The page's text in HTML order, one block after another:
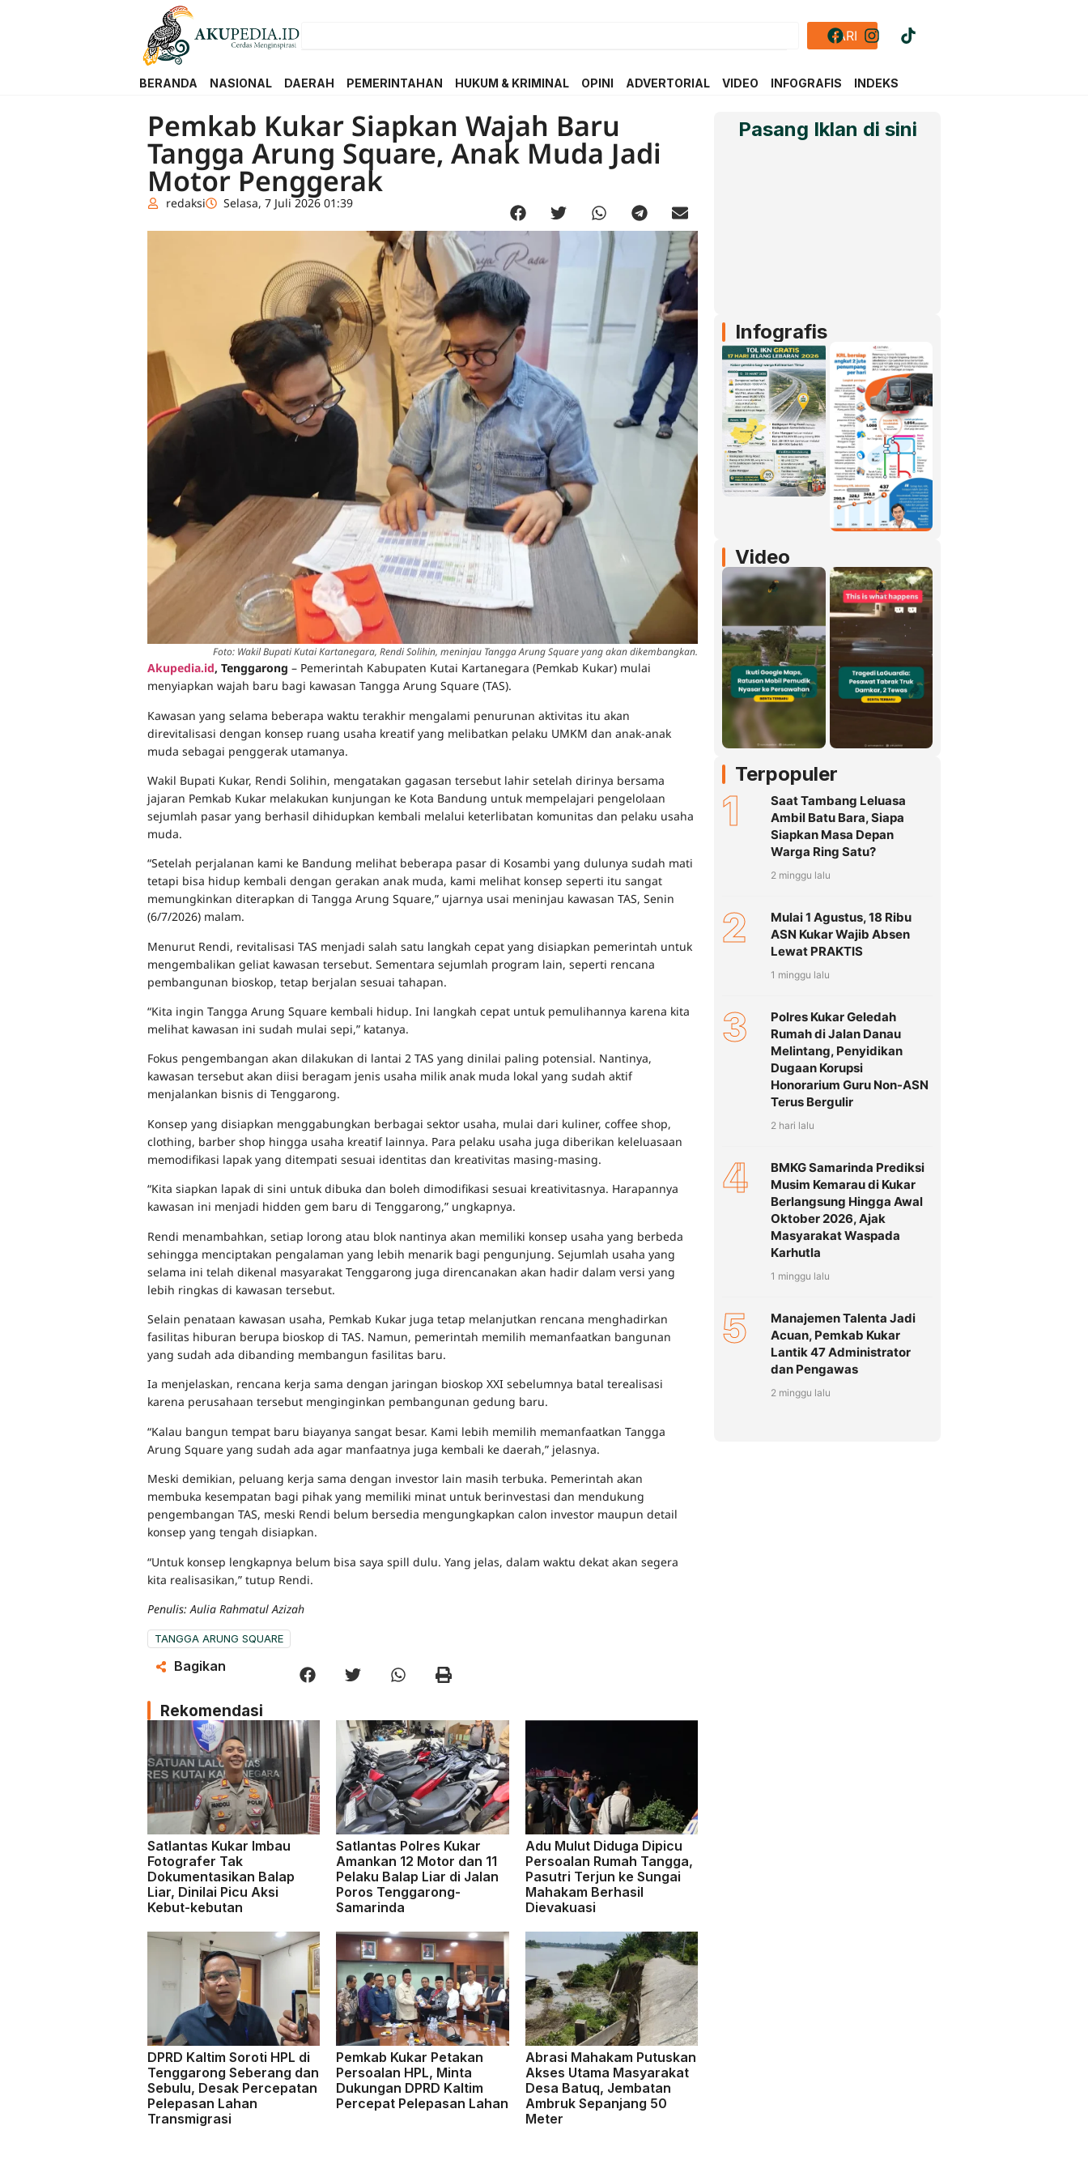
CARI
BERANDA NASIONAL DAERAH PEMERINTAHAN HUKUM & KRIMINAL OPINI ADVERTORIAL VIDEO INFOGRAFIS INDEKS
Pemkab Kukar Siapkan Wajah Baru
Tangga Arung Square, Anak Muda Jadi
Motor Penggerak
redaksi Selasa, 7 Juli 2026 01:39
Foto: Wakil Bupati Kutai Kartanegara, Rendi Solihin, meninjau Tangga Arung Square yang akan dikembangkan.
Akupedia.id, Tenggarong – Pemerintah Kabupaten Kutai Kartanegara (Pemkab Kukar) mulai
menyiapkan wajah baru bagi kawasan Tangga Arung Square (TAS).
Kawasan yang selama beberapa waktu terakhir mengalami penurunan aktivitas itu akan
direvitalisasi dengan konsep ruang usaha kreatif yang melibatkan pelaku UMKM dan anak-anak
muda sebagai penggerak utamanya.
Wakil Bupati Kukar, Rendi Solihin, mengatakan gagasan tersebut lahir setelah dirinya bersama
jajaran Pemkab Kukar melakukan kunjungan ke Kota Bandung untuk mempelajari pengelolaan
sejumlah pasar yang berhasil dihidupkan kembali melalui keterlibatan komunitas dan pelaku usaha
muda.
“Setelah perjalanan kami ke Bandung melihat beberapa pasar di Kosambi yang dulunya sudah mati
tetapi bisa hidup kembali dengan gerakan anak muda, kami melihat konsep seperti itu sangat
memungkinkan diterapkan di Tangga Arung Square,” ujarnya usai meninjau kawasan TAS, Senin
(6/7/2026) malam.
Menurut Rendi, revitalisasi TAS menjadi salah satu langkah cepat yang disiapkan pemerintah untuk
mengembalikan geliat kawasan tersebut. Sementara sejumlah program lain, seperti rencana
pembangunan bioskop, tetap berjalan sesuai tahapan.
“Kita ingin Tangga Arung Square kembali hidup. Ini langkah cepat untuk pemulihannya karena kita
melihat kawasan ini sudah mulai sepi,” katanya.
Fokus pengembangan akan dilakukan di lantai 2 TAS yang dinilai paling potensial. Nantinya,
kawasan tersebut akan diisi beragam jenis usaha milik anak muda lokal yang sudah aktif
menjalankan bisnis di Tenggarong.
Konsep yang disiapkan menggabungkan berbagai sektor usaha, mulai dari kuliner, coffee shop,
clothing, barber shop hingga usaha kreatif lainnya. Para pelaku usaha juga diberikan keleluasaan
memodifikasi lapak yang ditempati sesuai identitas dan kreativitas masing-masing.
“Kita siapkan lapak di sini untuk dibuka dan boleh dimodifikasi sesuai kreativitasnya. Harapannya
kawasan ini menjadi hidden gem baru di Tenggarong,” ungkapnya.
Rendi menambahkan, setiap lorong atau blok nantinya akan memiliki konsep usaha yang berbeda
sehingga menciptakan pengalaman yang lebih menarik bagi pengunjung. Sejumlah usaha yang
selama ini telah dikenal masyarakat Tenggarong juga direncanakan akan hadir dalam versi yang
lebih ringkas di kawasan tersebut.
Selain penataan kawasan usaha, Pemkab Kukar juga tetap melanjutkan rencana menghadirkan
fasilitas hiburan berupa bioskop di TAS. Namun, pemerintah memilih memanfaatkan bangunan
yang sudah ada dibanding membangun fasilitas baru.
Ia menjelaskan, rencana kerja sama dengan jaringan bioskop XXI sebelumnya batal terealisasi
karena perusahaan tersebut menginginkan pembangunan gedung baru.
“Kalau bangun tempat baru biayanya sangat besar. Kami lebih memilih memanfaatkan Tangga
Arung Square yang sudah ada agar manfaatnya juga kembali ke daerah,” jelasnya.
Meski demikian, peluang kerja sama dengan investor lain masih terbuka. Pemerintah akan
membuka kesempatan bagi pihak yang memiliki minat untuk berinvestasi dan mendukung
pengembangan TAS, meski Rendi belum bersedia mengungkapkan calon investor maupun detail
konsep yang tengah disiapkan.
“Untuk konsep lengkapnya belum bisa saya spill dulu. Yang jelas, dalam waktu dekat akan segera
kita realisasikan,” tutup Rendi.
Penulis: Aulia Rahmatul Azizah
TANGGA ARUNG SQUARE
Bagikan
Rekomendasi
Satlantas Kukar Imbau
Fotografer Tak
Dokumentasikan Balap
Liar, Dinilai Picu Aksi
Kebut-kebutan
Satlantas Polres Kukar
Amankan 12 Motor dan 11
Pelaku Balap Liar di Jalan
Poros Tenggarong-
Samarinda
Adu Mulut Diduga Dipicu
Persoalan Rumah Tangga,
Pasutri Terjun ke Sungai
Mahakam Berhasil
Dievakuasi
DPRD Kaltim Soroti HPL di
Tenggarong Seberang dan
Sebulu, Desak Percepatan
Pelepasan Lahan
Transmigrasi
Pemkab Kukar Petakan
Persoalan HPL, Minta
Dukungan DPRD Kaltim
Percepat Pelepasan Lahan
Abrasi Mahakam Putuskan
Akses Utama Masyarakat
Desa Batuq, Jembatan
Ambruk Sepanjang 50
Meter
Pasang Iklan di sini
Infografis
Video
Terpopuler
1
Saat Tambang Leluasa
Ambil Batu Bara, Siapa
Siapkan Masa Depan
Warga Ring Satu?
2 minggu lalu
2
Mulai 1 Agustus, 18 Ribu
ASN Kukar Wajib Absen
Lewat PRAKTIS
1 minggu lalu
3
Polres Kukar Geledah
Rumah di Jalan Danau
Melintang, Penyidikan
Dugaan Korupsi
Honorarium Guru Non-ASN
Terus Bergulir
2 hari lalu
4
BMKG Samarinda Prediksi
Musim Kemarau di Kukar
Berlangsung Hingga Awal
Oktober 2026, Ajak
Masyarakat Waspada
Karhutla
1 minggu lalu
5
Manajemen Talenta Jadi
Acuan, Pemkab Kukar
Lantik 47 Administrator
dan Pengawas
2 minggu lalu